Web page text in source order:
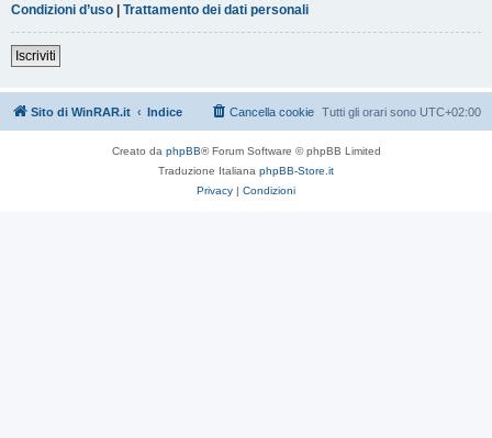
Condizioni d’uso | Trattamento dei dati personali
Iscriviti
Sito di WinRAR.it Indice Tutti gli orari sono UTC+02:00
Cancella cookie
Creato da phpBB® Forum Software © phpBB Limited
Traduzione Italiana phpBB-Store.it
Privacy | Condizioni